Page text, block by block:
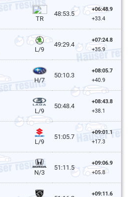
TR
48:53.5
+06:48.9
+33.4
L/9
49:29.4
+07:24.8
+35.9
H/7
50:10.3
+08:05.7
+40.9
L/9
50:48.4
+08:43.8
+38.1
L/9
51:05.7
+09:01.1
+17.3
N/3
51:11.5
+09:06.9
+05.8
+09:11.6